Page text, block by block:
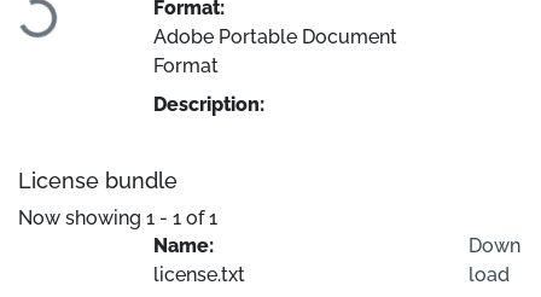
Format:
Adobe Portable Document
Format
Description:
License bundle
Now showing 1 - 1 of 1
Name:
license.txt
Down
load